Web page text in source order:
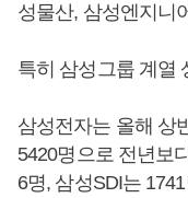
성물산, 삼성엔지니
특히 삼성그룹 계열
삼성전자는 올해 상
5420명으로 전년보
6명, 삼성SDI는